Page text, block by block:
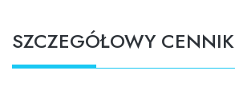
SZCZEGÓŁOWY CENNIK